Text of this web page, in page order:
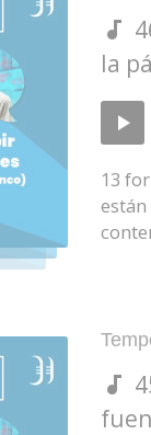
la
de
13